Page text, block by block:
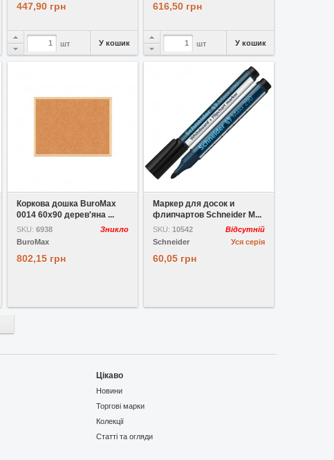
447,90 грн
шт У кошик
616,50 грн
шт У кошик
Коркова дошка BuroMax
0014 60x90 дерев'яна ...
SKU: 6938
Зникло
BuroMax
802,15 грн
Маркер для досок и
флипчартов Schneider M...
SKU: 10542
Відсутній
Уся серія
Schneider
60,05 грн
Цікаво
Новини
Торгові марки
Колекції
Статті та огляди